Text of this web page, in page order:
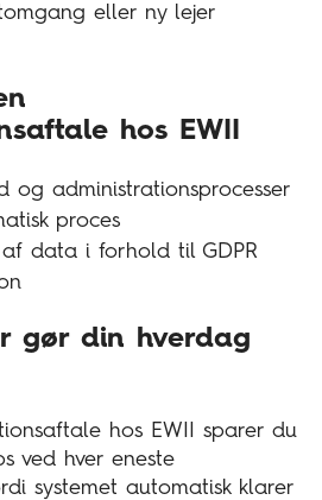
eller ny lejer
hos EWII
og administrationsprocesser
proces
af data i forhold til GDPR
gør din hverdag
hos EWII sparer du
ved hver eneste
systemet automatisk klarer